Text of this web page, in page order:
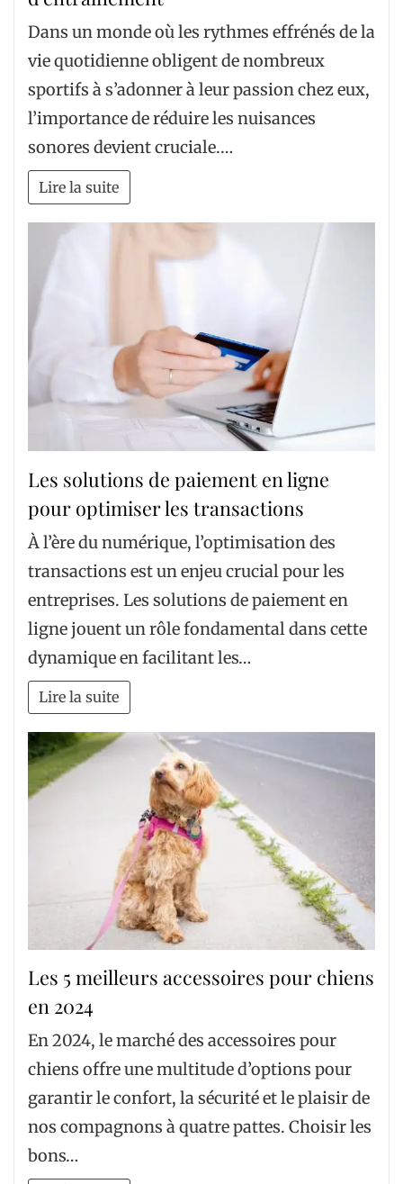
Dans un monde où les rythmes effrénés de la
vie quotidienne obligent de nombreux
sportifs à s’adonner à leur passion chez eux,
l’importance de réduire les nuisances
sonores devient cruciale.…
Lire la suite
Les solutions de paiement en ligne
pour optimiser les transactions
À l’ère du numérique, l’optimisation des
transactions est un enjeu crucial pour les
entreprises. Les solutions de paiement en
ligne jouent un rôle fondamental dans cette
dynamique en facilitant les…
Lire la suite
Les 5 meilleurs accessoires pour chiens
en 2024
En 2024, le marché des accessoires pour
chiens offre une multitude d’options pour
garantir le confort, la sécurité et le plaisir de
nos compagnons à quatre pattes. Choisir les
bons…